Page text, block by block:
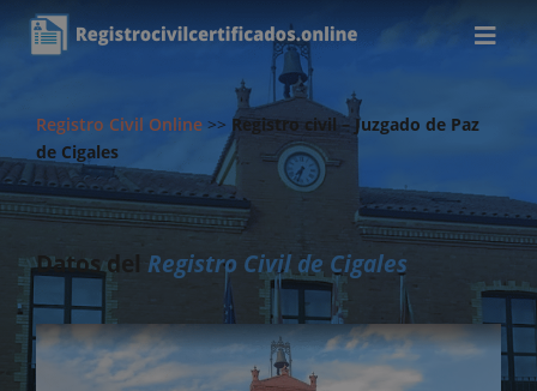
Registro Civil Online >> Registro civil – Juzgado de Paz
de Cigales
Datos delRegistro Civil de Cigales